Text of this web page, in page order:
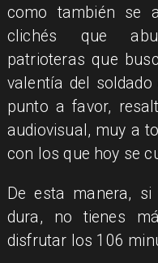
como también se
clichés que
patrioteras que
valentía del soldado
punto a favor,
audiovisual, muy a
con los que hoy se
De esta manera,
dura, no tienes
disfrutar los 106